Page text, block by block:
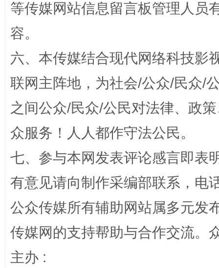
扯下公款旅游的“隐身衣” 如何以
“蜀中异人”王建安的艺术幻境
等传媒网站信息留言板管理人员
容。
六、本传媒结合现代网络科技影
联网主阵地，为社会/公众/民众/
之间公众/民众/公民对法律、政
众服务！人人都作守法公民。
七、参与本网发表评论感言即表
有意见请向制作采编部联系，电
公众传媒所有辅助网站属多元发
传媒网的支持帮助与合作交流。
主办 :